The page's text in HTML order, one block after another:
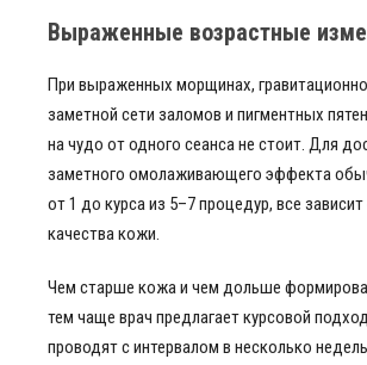
Выраженные возрастные
При выраженных морщинах,
заметной сети заломов и пигментных
на чудо от одного сеанса не стоит. Для
заметного омолаживающего эффекта
от 1 до курса из 5–7 процедур, все
качества кожи.
Чем старше кожа и чем дольше
тем чаще врач предлагает курсовой
проводят с интервалом в несколько